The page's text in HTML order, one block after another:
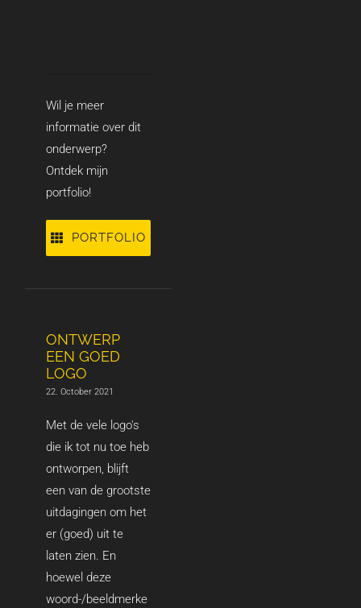
Wil je meer
informatie over dit
onderwerp?
Ontdek mijn
portfolio!
PORTFOLIO
ONTWERP
EEN GOED
LOGO
22. October 2021
Met de vele logo's
die ik tot nu toe heb
ontworpen, blijft
een van de grootste
uitdagingen om het
er (goed) uit te
laten zien. En
hoewel deze
woord-/beeldmerke